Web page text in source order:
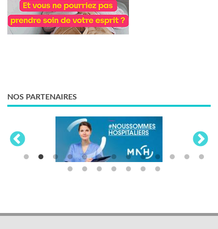
NOS PARTENAIRES